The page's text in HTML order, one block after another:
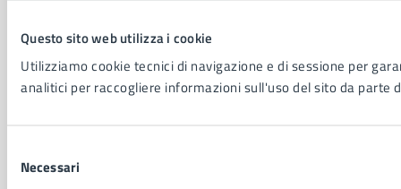
Questo sito web utilizza i cookie
Utilizziamo cookie tecnici di navigazione e di sessione per
analitici per raccogliere informazioni sull'uso del sito da parte
delNecessari
AMMINISTRAZIONE
Aree amministrative
Organi di governo
Politici